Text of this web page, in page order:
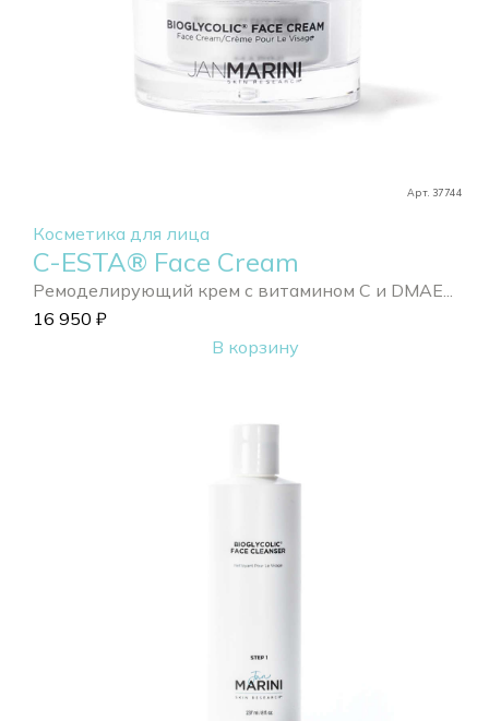
Арт. 37744
Косметика для лица
C-ESTA® Face Cream
Ремоделирующий крем с витамином С и DMAE...
16 950 ₽
В корзину